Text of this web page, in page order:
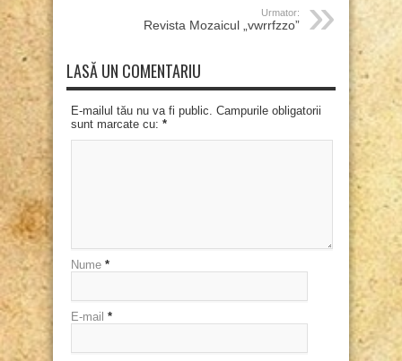
Urmator:
Revista Mozaicul „vwrrfzzo”
LASĂ UN COMENTARIU
E-mailul tău nu va fi public. Campurile obligatorii
sunt marcate cu: *
Nume *
E-mail *